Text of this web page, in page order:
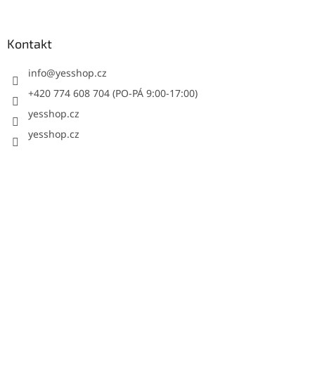
Kontakt
info@yesshop.cz
+420 774 608 704 (PO-PÁ 9:00-17:00)
yesshop.cz
yesshop.cz